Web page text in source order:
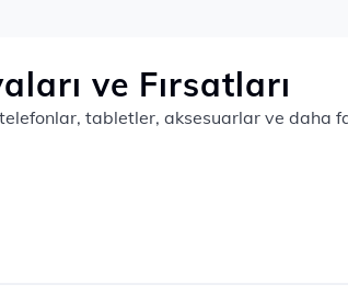
ve Fırsatları
telefonlar, tabletler, aksesuarlar ve daha